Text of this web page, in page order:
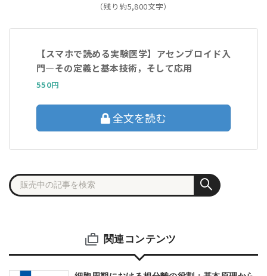
（残り約5,800文字）
【スマホで読める実験医学】アセンブロイド入
門―その定義と基本技術，そして応用
550円
全文を読む
関連コンテンツ